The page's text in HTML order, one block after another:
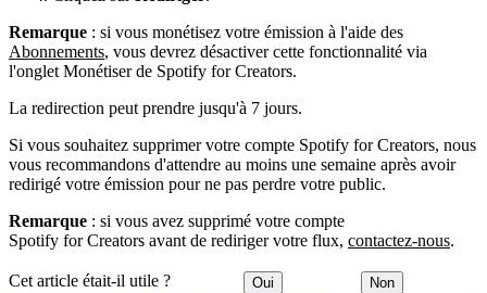
Remarque : si vous monétisez votre émission à l'aide des
Abonnements, vous devrez désactiver cette fonctionnalité via
l'onglet Monétiser de Spotify for Creators.
La redirection peut prendre jusqu'à 7 jours.
Si vous souhaitez supprimer votre compte Spotify for Creators, nous
vous recommandons d'attendre au moins une semaine après avoir
redirigé votre émission pour ne pas perdre votre public.
Remarque : si vous avez supprimé votre compte
Spotify for Creators avant de rediriger votre flux, contactez-nous.
Cet article était-il utile ? Oui Non